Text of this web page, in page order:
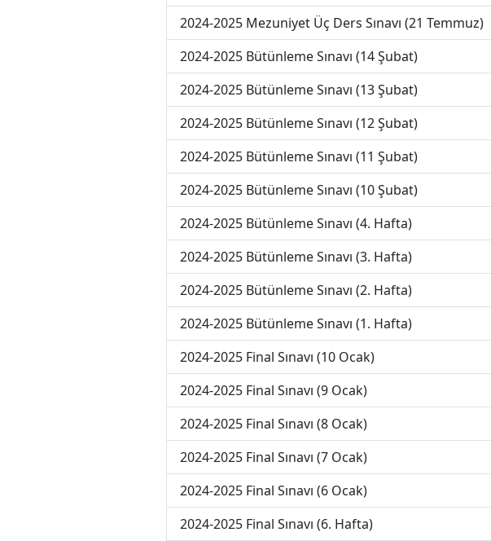
2024-2025 Mezuniyet Üç Ders Sınavı (21 Temmuz)
2024-2025 Bütünleme Sınavı (14 Şubat)
2024-2025 Bütünleme Sınavı (13 Şubat)
2024-2025 Bütünleme Sınavı (12 Şubat)
2024-2025 Bütünleme Sınavı (11 Şubat)
2024-2025 Bütünleme Sınavı (10 Şubat)
2024-2025 Bütünleme Sınavı (4. Hafta)
2024-2025 Bütünleme Sınavı (3. Hafta)
2024-2025 Bütünleme Sınavı (2. Hafta)
2024-2025 Bütünleme Sınavı (1. Hafta)
2024-2025 Final Sınavı (10 Ocak)
2024-2025 Final Sınavı (9 Ocak)
2024-2025 Final Sınavı (8 Ocak)
2024-2025 Final Sınavı (7 Ocak)
2024-2025 Final Sınavı (6 Ocak)
2024-2025 Final Sınavı (6. Hafta)